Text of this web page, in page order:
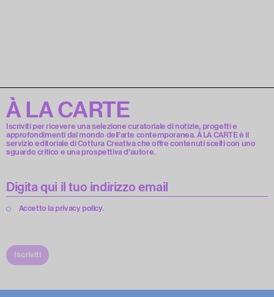
À LA CARTE
Iscriviti per ricevere una selezione curatoriale di notizie, progetti e
approfondimenti dal mondo dell’arte contemporanea. À LA CARTE è il
servizio editoriale di Cottura Creativa che offre contenuti scelti con uno
sguardo critico e una prospettiva d’autore.
Accetto la privacy policy.
Iscriviti